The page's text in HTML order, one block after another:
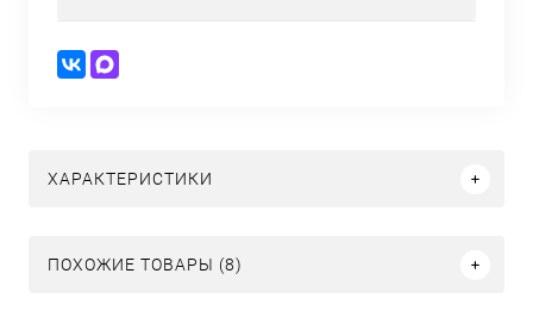
ХАРАКТЕРИСТИКИ
ПОХОЖИЕ ТОВАРЫ (8)